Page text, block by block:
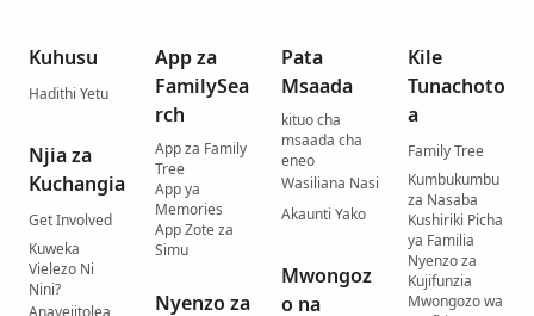
Kuhusu
Hadithi Yetu
Njia za
Kuchangia
Get Involved
Kuweka
Vielezo Ni
Nini?
Anayejitolea
App za
FamilySea
rch
App za Family
Tree
App ya
Memories
App Zote za
Simu
Nyenzo za
Pata
Msaada
kituo cha
msaada cha
eneo
Wasiliana Nasi
Akaunti Yako
Mwongoz
o na
Kile
Tunachoto
a
Family Tree
Kumbukumbu
za Nasaba
Kushiriki Picha
ya Familia
Nyenzo za
Kujifunzia
Mwongozo wa